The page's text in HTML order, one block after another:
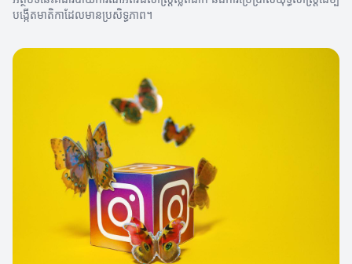
បង្កើតមាតិកាដែលមានប្រសិទ្ធភាព។